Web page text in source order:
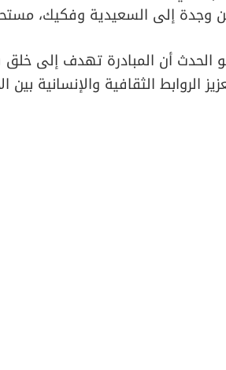
وجدة إلى السعيدية وفكيك،
الحدث أن المبادرة تهدف إلى خلق
الروابط الثقافية والإنسانية بين